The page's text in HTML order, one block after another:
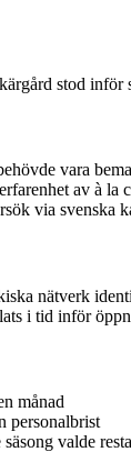
stod
vara
av à la
via svenska
nätverk
i tid inför
månad
personalbrist
valde